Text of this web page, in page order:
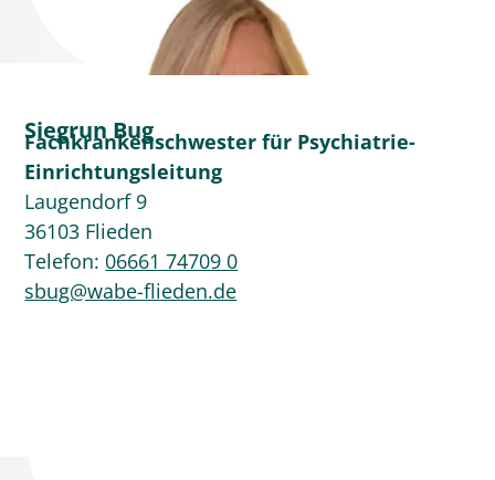
Siegrun Bug
Fachkrankenschwester für Psychiatrie-
Einrichtungsleitung
Laugendorf 9
36103 Flieden
Telefon: 06661 74709 0
sbug@wabe-flieden.de